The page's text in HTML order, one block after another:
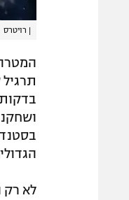
| רויטרס
לא רק